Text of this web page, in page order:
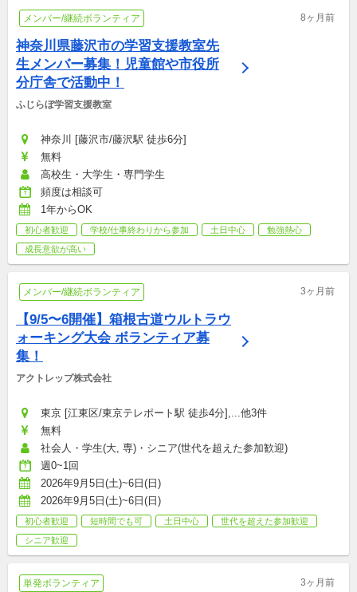
メンバー/継続ボランティア 8ヶ月前
神奈川県藤沢市の学習支援教室先
生メンバー募集！児童館や市役所
分庁舎で活動中！
ふじらぼ学習支援教室
神奈川 [藤沢市/藤沢駅 徒歩6分]
無料
高校生・大学生・専門学生
頻度は相談可
1年からOK
初心者歓迎 学校/仕事終わりから参加 土日中心
勉強熱心
成長意欲が高い
メンバー/継続ボランティア 3ヶ月前
【9/5〜6開催】箱根古道ウルトラウ
ォーキング大会 ボランティア募
集！
アクトレップ株式会社
東京 [江東区/東京テレポート駅 徒歩4分],...他3件
無料
社会人・学生(大, 専)・シニア(世代を超えた参加歓迎)
週0~1回
2026年9月5日(土)~6日(日)
2026年9月5日(土)~6日(日)
初心者歓迎 短時間でも可 土日中心
世代を超えた参加歓迎
シニア歓迎
単発ボランティア 3ヶ月前